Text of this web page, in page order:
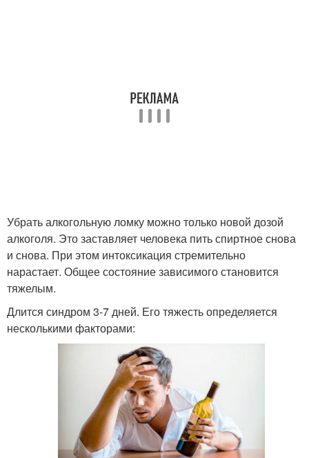
Убрать алкогольную ломку можно только новой дозой
алкоголя. Это заставляет человека пить спиртное снова
и снова. При этом интоксикация стремительно
нарастает. Общее состояние зависимого становится
тяжелым.
Длится синдром 3-7 дней. Его тяжесть определяется
несколькими факторами: